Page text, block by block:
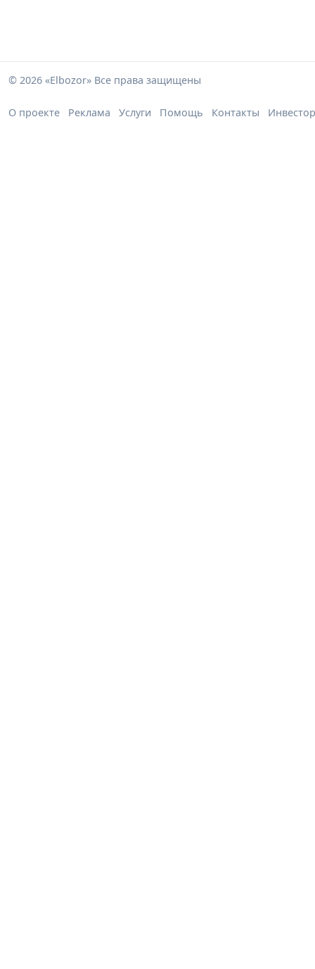
© 2026 «Elbozor» Все права защищены
О проекте Реклама Услуги Помощь Контакты